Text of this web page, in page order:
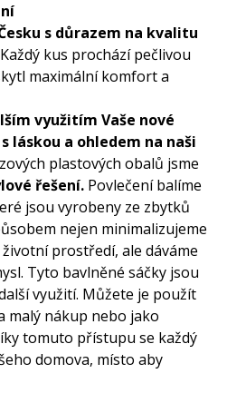
s důrazem na kvalitu
kus prochází pečlivou
maximální komfort a
využitím Vaše nové
láskou a ohledem na naši
plastových obalů jsme
řešení. Povlečení balíme
jsou vyrobeny ze zbytků
nejen minimalizujeme
prostředí, ale dáváme
Tyto bavlněné sáčky jsou
využití. Můžete je použít
malý nákup nebo jako
tomuto přístupu se každý
domova, místo aby